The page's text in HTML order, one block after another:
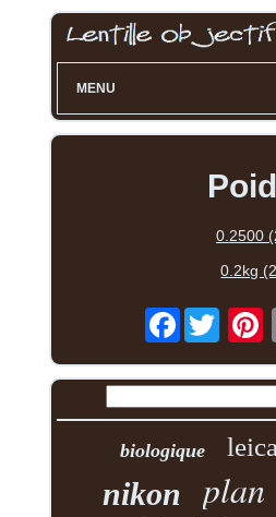
MENU
0.2500
0.2kg
Facebook
biologique leica
nikon plan